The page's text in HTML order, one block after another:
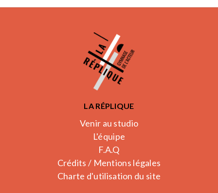
LA RÉPLIQUE
Venir au studio
L'équipe
F.A.Q
Crédits / Mentions légales
Charte d'utilisation du site